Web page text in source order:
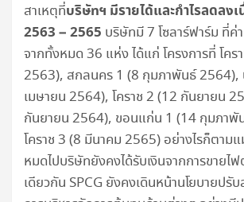
สาเหตุที่บริษัทฯ มีรายได้และกำไรลดลง
2563 – 2565 บริษัทมี 7 โซลาร์ฟาร์ม ที่ค่
จากทั้งหมด 36 แห่ง ได้แก่ โครงการที่ โคร
2563), สกลนคร 1 (8 กุมภาพันธ์ 2564),
เมษายน 2564), โคราช 2 (12 กันยายน
กันยายน 2564), ขอนแก่น 1 (14 กุมภาพั
โคราช 3 (8 มีนาคม 2565) อย่างไรก็ตาม
หมดไปบริษัทยังคงได้รับเงินจากการขายไ
เดียวกัน SPCG ยังคงเดินหน้านโยบายปรับ